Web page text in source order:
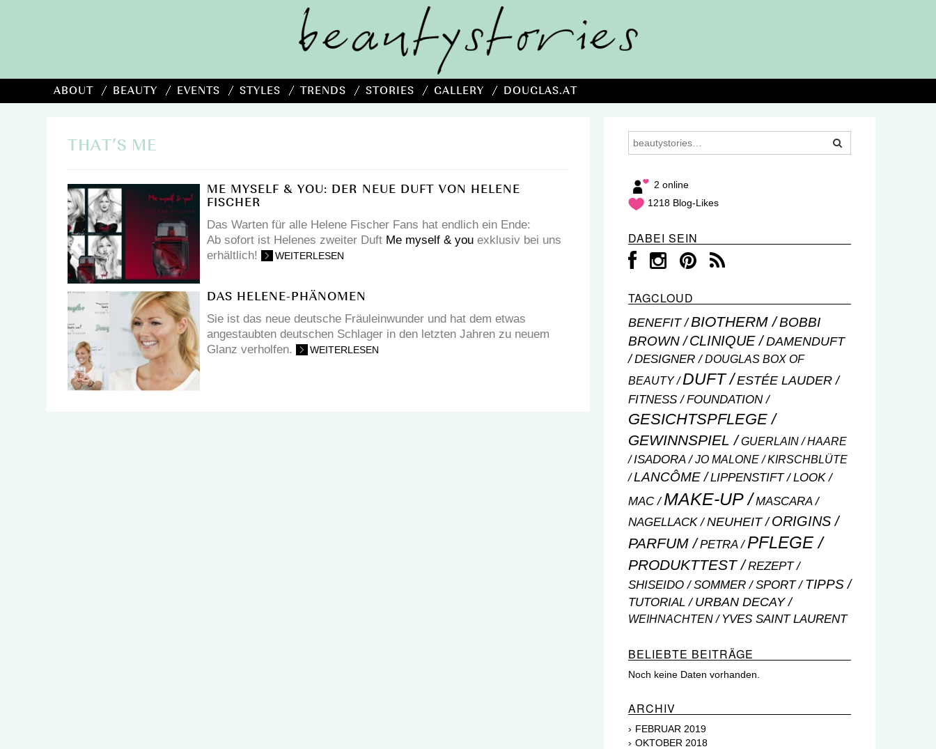
ABOUT BEAUTY EVENTS STYLES TRENDS STORIES GALLERY DOUGLAS.AT
THAT’S ME
ME MYSELF & YOU: DER NEUE DUFT VON HELENE
FISCHER
Das Warten für alle Helene Fischer Fans hat endlich ein Ende:
Ab sofort ist Helenes zweiter Duft Me myself & you exklusiv bei uns
erhältlich!
WEITERLESEN
DAS HELENE-PHÄNOMEN
Sie ist das neue deutsche Fräuleinwunder und hat dem etwas
angestaubten deutschen Schlager in den letzten Jahren zu neuem
Glanz verholfen.
WEITERLESEN
2 online
1218 Blog-Likes
DABEI SEIN
TAGCLOUD
BENEFIT BIOTHERM
BOBBI
BROWN
CLINIQUE DAMENDUFT
DESIGNER
DOUGLAS BOX OF
BEAUTY
DUFT
ESTÉE LAUDER
FITNESS
FOUNDATION
GESICHTSPFLEGE
GEWINNSPIEL GUERLAIN HAARE
ISADORA JO MALONE KIRSCHBLÜTE
LANCÔME LIPPENSTIFT
LOOK
MAC
MAKE-UP MASCARA
NAGELLACK NEUHEIT ORIGINS
PARFUM PETRA PFLEGE
PRODUKTTEST REZEPT
SHISEIDO SOMMER SPORT TIPPS
TUTORIAL URBAN DECAY
WEIHNACHTEN YVES SAINT LAURENT
BELIEBTE BEITRÄGE
Noch keine Daten vorhanden.
ARCHIV
FEBRUAR 2019
OKTOBER 2018